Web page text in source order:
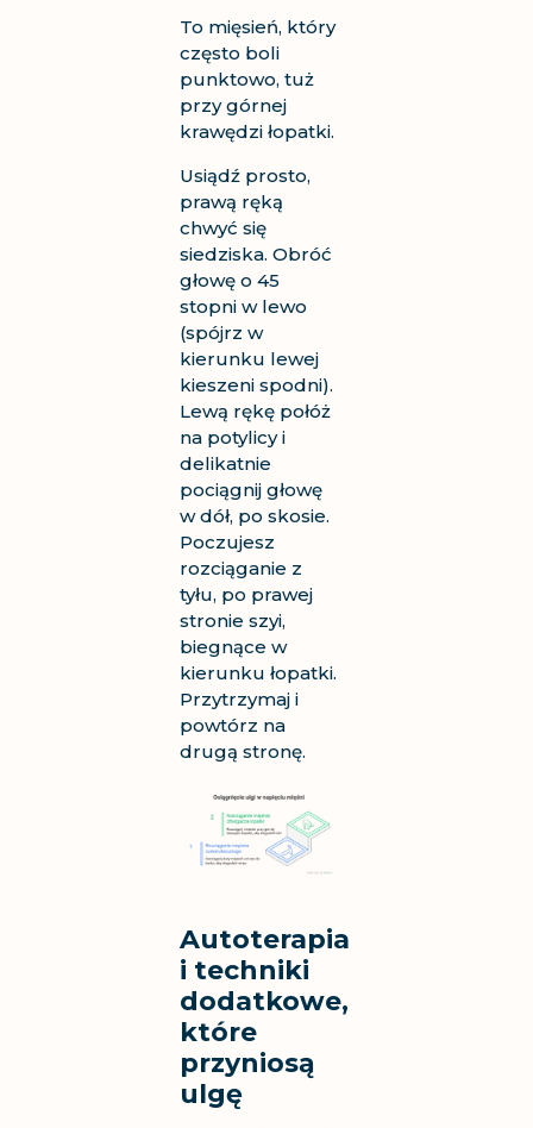
To mięsień, który
często boli
punktowo, tuż
przy górnej
krawędzi łopatki.
Usiądź prosto,
prawą ręką
chwyć się
siedziska. Obróć
głowę o 45
stopni w lewo
(spójrz w
kierunku lewej
kieszeni spodni).
Lewą rękę połóż
na potylicy i
delikatnie
pociągnij głowę
w dół, po skosie.
Poczujesz
rozciąganie z
tyłu, po prawej
stronie szyi,
biegnące w
kierunku łopatki.
Przytrzymaj i
powtórz na
drugą stronę.
Autoterapia
i techniki
dodatkowe,
które
przyniosą
ulgę